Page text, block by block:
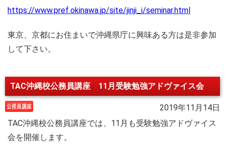
https://www.pref.okinawa.jp/site/jinji_i/seminar.html
東京、京都にお住まいで沖縄県庁に興味ある方は是非参加
して下さい。
TAC沖縄校公務員講座 11月受験勉強アドヴァイス会
2019年11月14日
TAC沖縄校公務員講座では、11月も受験勉強アドヴァイス
会を開催します。